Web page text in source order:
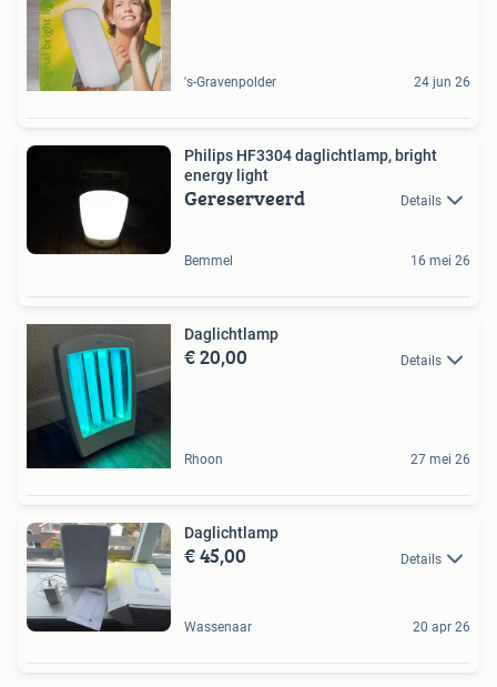
's-Gravenpolder 24 jun 26
Philips HF3304 daglichtlamp, bright
energy light
Gereserveerd Details
Bemmel 16 mei 26
Daglichtlamp
€ 20,00 Details
Rhoon 27 mei 26
Daglichtlamp
€ 45,00 Details
Wassenaar 20 apr 26